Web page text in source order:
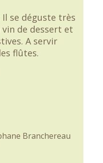
se déguste très
de dessert et
A servir
flûtes.
Branchereau